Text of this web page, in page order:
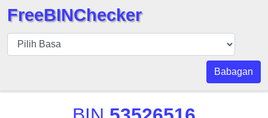
BIN
pers
FreeBINChecker
Babagan